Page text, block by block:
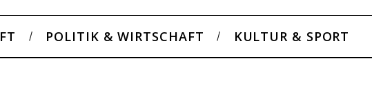
POLITIK & WIRTSCHAFT KULTUR & SPORT